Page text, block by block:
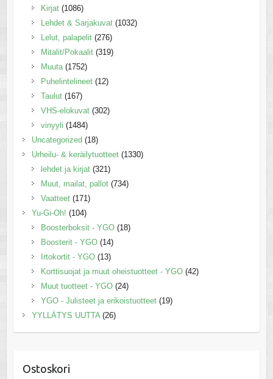
Kirjat (1086)
Lehdet & Sarjakuvat (1032)
Lelut, palapelit (276)
Mitalit/Pokaalit (319)
Muuta (1752)
Puhelintelineet (12)
Taulut (167)
VHS-elokuvat (302)
vinyyli (1484)
Uncategorized (18)
Urheilu- & keräilytuotteet (1330)
lehdet ja kirjat (321)
Muut, mailat, pallot (734)
Vaatteet (171)
Yu-Gi-Oh! (104)
Boosterboksit - YGO (18)
Boosterit - YGO (14)
Irtokortit - YGO (13)
Korttisuojat ja muut oheistuotteet - YGO (42)
Muut tuotteet - YGO (24)
YGO - Julisteet ja erikoistuotteet (19)
YYLLÄTYS UUTTA (26)
Ostoskori